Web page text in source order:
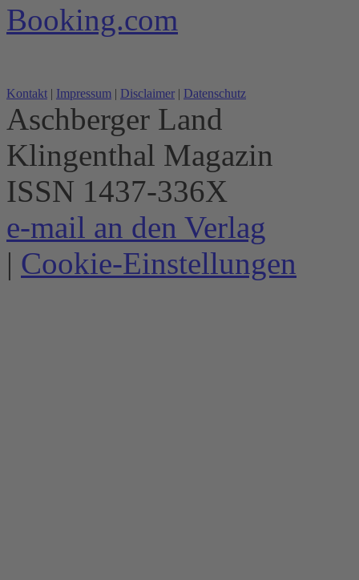
Booking.com
Kontakt | Impressum | Disclaimer | Datenschutz
Aschberger Land
Klingenthal Magazin
ISSN 1437-336X
e-mail an den Verlag
| Cookie-Einstellungen